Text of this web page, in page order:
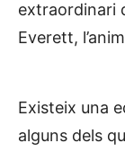
extraordinari
Everett,
Existeix una
alguns dels